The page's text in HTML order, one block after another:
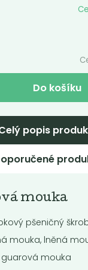
1
Do košíku
popis
mouka
pšeničný
mouka, lněná
mouka